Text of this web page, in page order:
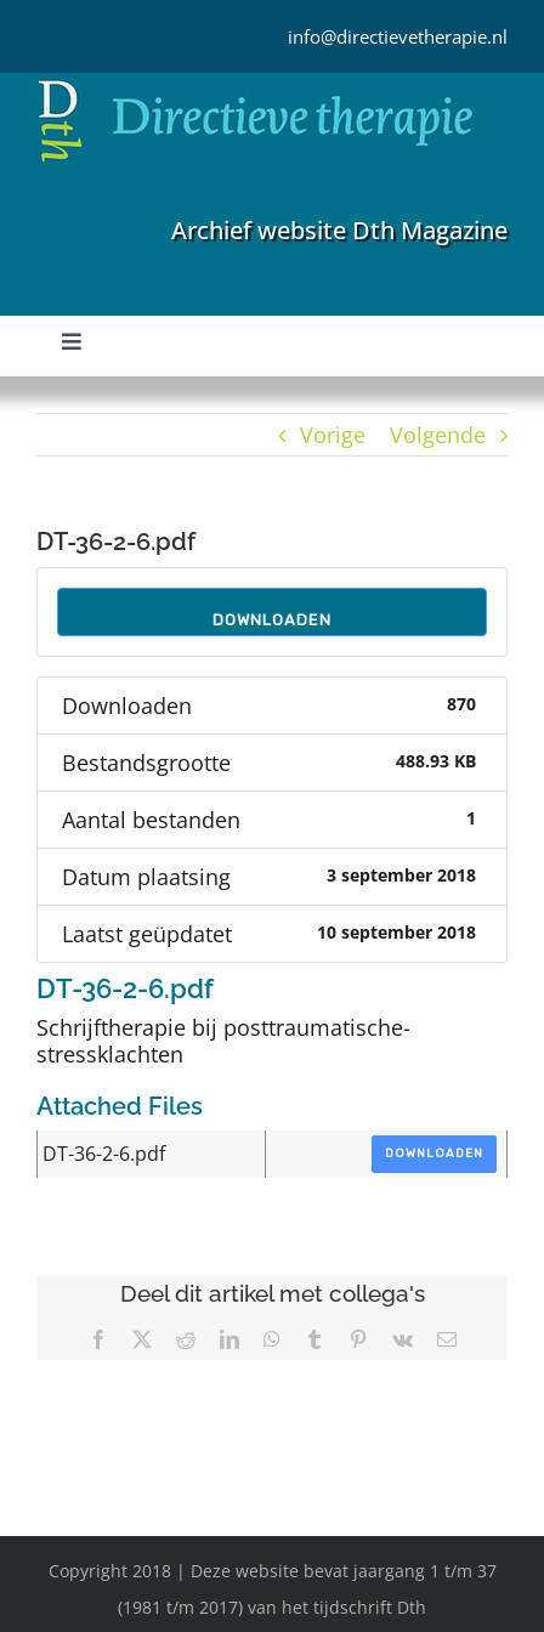
inhoud
info@directievetherapie.nl
Archief website Dth Magazine
Toggle
Navigation
Home
Auteurs
Over Dth
Contact
Vorige Volgende
DT-36-2-6.pdf
DOWNLOADEN
Downloaden 870
Bestandsgrootte 488.93 KB
Aantal bestanden 1
Datum plaatsing 3 september 2018
Laatst geüpdatet 10 september 2018
DT-36-2-6.pdf
Schrijftherapie bij posttraumatische-
stressklachten
Attached Files
DT-36-2-6.pdf DOWNLOADEN
Deel dit artikel met collega's
Facebook RedditLinkedInWhatsApp
Tumblr Pinterest
Vk
E-
Copyright 2018 | Deze website bevat jaargang 1 t/m 37
(1981 t/m 2017) van het tijdschrift Dth